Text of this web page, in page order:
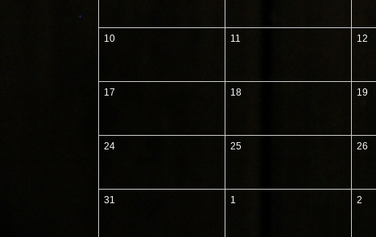
10 11 12
17 18 19
24 25 26
31 1 2